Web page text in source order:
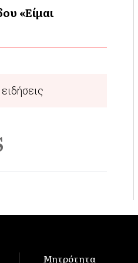
«Είμαι
Μητρότητα